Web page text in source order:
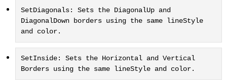
SetDiagonals: Sets the DiagonalUp and
DiagonalDown borders using the same lineStyle
and color.
SetInside: Sets the Horizontal and Vertical
Borders using the same lineStyle and color.